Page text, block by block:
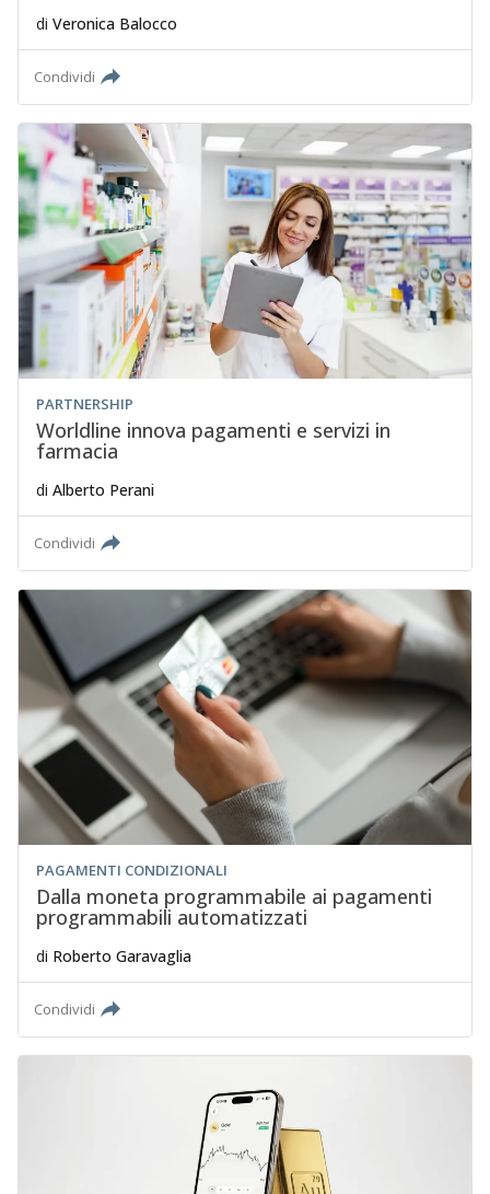
di Veronica Balocco
Condividi
PARTNERSHIP
Worldline innova pagamenti e servizi in
farmacia
di Alberto Perani
Condividi
PAGAMENTI CONDIZIONALI
Dalla moneta programmabile ai pagamenti
programmabili automatizzati
di Roberto Garavaglia
Condividi